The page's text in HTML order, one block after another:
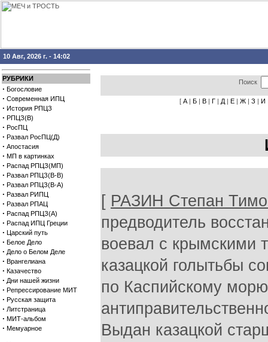
10 Авг, 2026 г. - 14:02
РУБРИКИ
· Богословие
· Современная ИПЦ
· История РПЦЗ
· РПЦЗ(В)
· РосПЦ
· Развал РосПЦ(Д)
· Апостасия
· МП в картинках
· Распад РПЦЗ(МП)
· Развал РПЦЗ(В-В)
· Развал РПЦЗ(В-А)
· Развал РИПЦ
· Развал РПАЦ
· Распад РПЦЗ(А)
· Распад ИПЦ Греции
· Царский путь
· Белое Дело
· Дело о Белом Деле
· Врангелиана
· Казачество
· Дни нашей жизни
· Репрессирование МИТ
· Русская защита
· Литстраница
· МИТ-альбом
· Мемуарное
Поиск
[ А | Б | В | Г | Д | Е | Ж | З | И
[ РАЗИН Степан
предводитель
воевал с крымскими
казацкой голытьбы
по Каспийскому
Выдан казацкой